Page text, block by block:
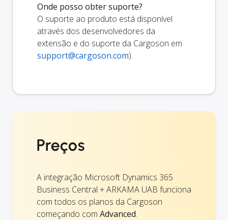
Onde posso obter suporte?
O suporte ao produto está disponível
através dos desenvolvedores da
extensão e do suporte da Cargoson em
support@cargoson.com).
Preços
A integração Microsoft Dynamics 365
Business Central + ARKAMA UAB funciona
com todos os planos da Cargoson
começando com Advanced.